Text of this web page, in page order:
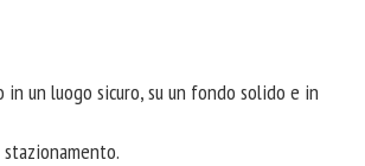
un luogo sicuro, su un fondo solido e in